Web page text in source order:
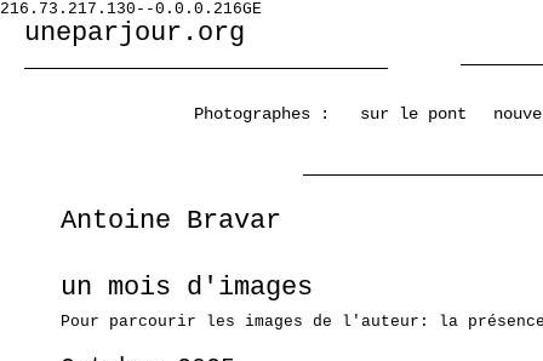
216.73.217.130--0.0.0.216GE
uneparjour.org
Photographes : sur le pont
Antoine Bravar
un mois d'images
Pour parcourir les images de l'auteur: la